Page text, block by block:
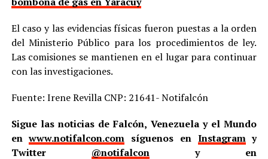
El caso y las evidencias físicas fueron puestas a la orden
del Ministerio Público para los procedimientos de ley.
Las comisiones se mantienen en el lugar para continuar
con las investigaciones.
Fuente: Irene Revilla CNP: 21641- Notifalcón
Sigue las noticias de Falcón, Venezuela y el Mundo
enwww.notifalcon.com síguenos en Instagramy
Twitter @notifalcony en